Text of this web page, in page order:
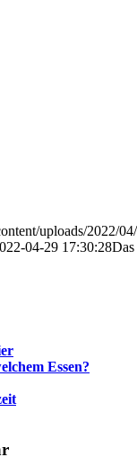
uploads/2022/
04-29 17:30:28Das
Essen?